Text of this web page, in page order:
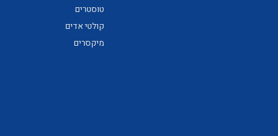
טוסטרים
קולטי אדים
מיקסרים